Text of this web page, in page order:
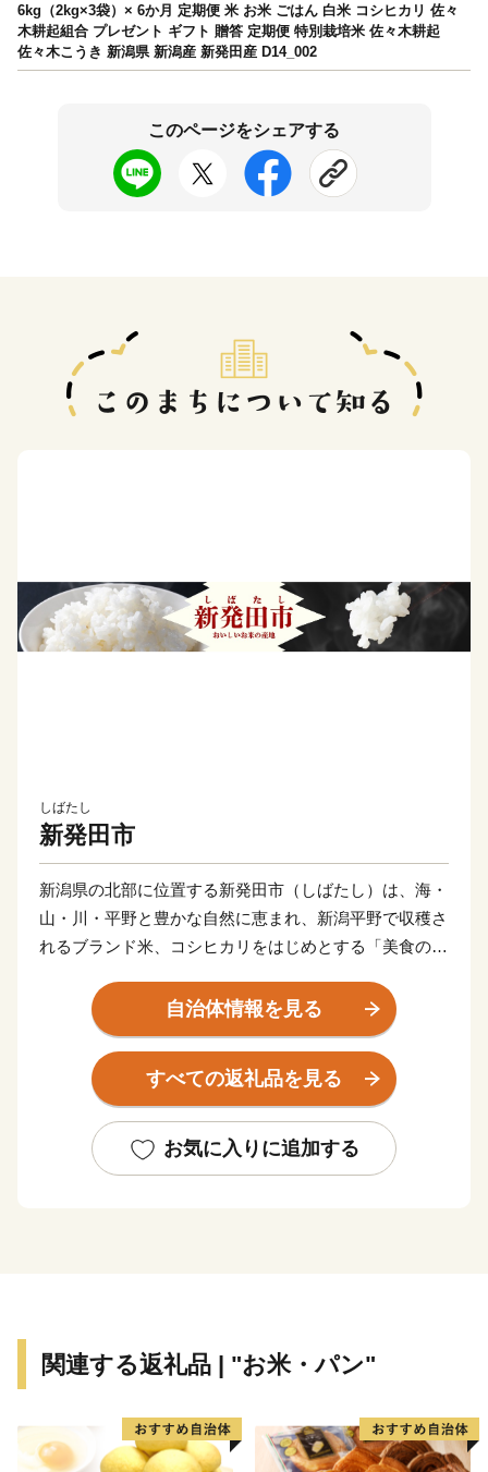
6kg（2kg×3袋）× 6か月 定期便 米 お米 ごはん 白米 コシヒカリ 佐々
木耕起組合 プレゼント ギフト 贈答 定期便 特別栽培米 佐々木耕起
佐々木こうき 新潟県 新潟産 新発田産 D14_002
このページをシェアする
しばたし
新発田市
新潟県の北部に位置する新発田市（しばたし）は、海・
山・川・平野と豊かな自然に恵まれ、新潟平野で収穫さ
れるブランド米、コシヒカリをはじめとする「美食の
三階櫓という新発田のシンボル新発田城のある城下町で
もあります。歴史と文化が漂うまちをお愉しみいただい
た後は、全国でもトップクラスの硫黄成分含有量を誇る
名湯『月岡温泉』で、エメラルドグリーンに輝くお湯を
味を堪能できます。
観光スポットに立ち寄り、旅館でゆったり、美味しい料
自治体情報を見る
すべての返礼品を見る
お気に入りに追加する
関連する返礼品 | "お米・パン"